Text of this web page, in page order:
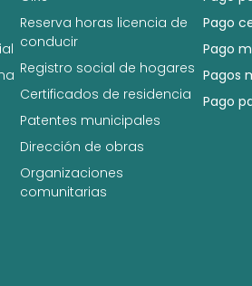
Pago
Pago
Pagos
Pago
Reserva horas licencia de
conducir
Registro social de hogares
Certificados de residencia
Patentes municipales
Dirección de obras
Organizaciones
comunitarias